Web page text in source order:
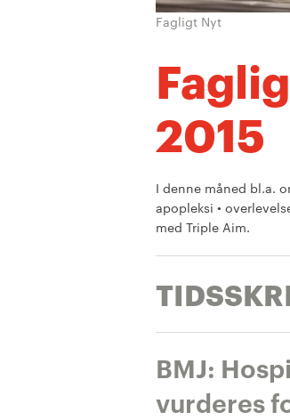
Fagligt Nyt
2015
I denne måned bl.a.
apopleksi •
med Triple Aim.
BMJ:
vurderes